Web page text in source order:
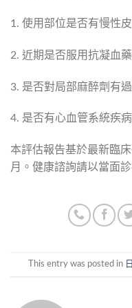
1. 使用部位是否有慢性
2. 近期是否服用抗凝血藥
3. 是否對局部麻醉劑有
4. 是否有心血管系統疾病
本評估報告基於最新臨
月。健康諮詢請以當面診
This entry was posted in